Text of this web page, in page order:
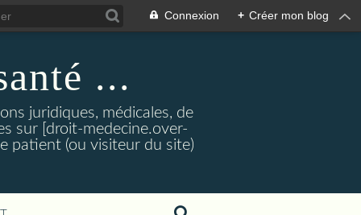
Connexion + Créer mon blog
...
juridiques, médicales, de
sur [droit-medecine.over-
patient (ou visiteur du site)